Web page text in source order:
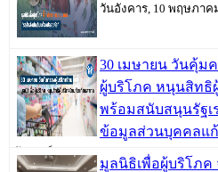
วันอังคาร, 10 พฤษภาค
30 เมษายน วันคุ้ม
ผู้บริโภค หนุนสิทธิ
พร้อมสนับสนุนรัฐเ
ข้อมูลส่วนบุคคลแ
มูลนิธิเพื่อผู้บริโภค